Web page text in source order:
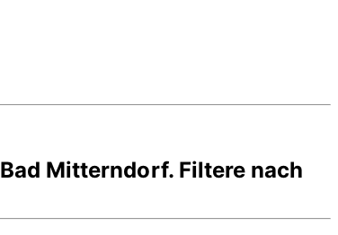
Bad Mitterndorf. Filtere nach